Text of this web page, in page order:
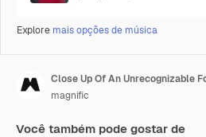
Explore mais opções de música
magnific
Você também pode gostar de